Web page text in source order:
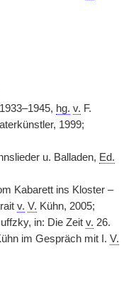
hg. v. F.
1999;
u. Balladen, Ed.
Kabarett ins Kloster –
v. V. Kühn, 2005;
in: Die Zeit v. 26.
im Gespräch mit I. V.